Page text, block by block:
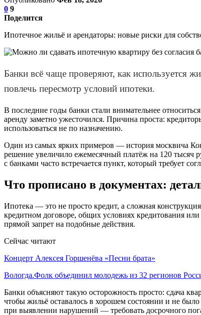
0 9
Поделится
Ипотечное жильё и арендаторы: новые риски для
Банки всё чаще проверяют, как используется
повлечь пересмотр условий ипотеки.
В последние годы банки стали внимательнее
аренду заметно ужесточился. Причина проста:
использоваться не по назначению.
Один из самых ярких примеров — история москвича
решение увеличило ежемесячный платёж на 120 тысяч
с банками часто встречается пункт, который требует
Что прописано в документах:
Ипотека — это не просто кредит, а сложная
кредитном договоре, общих условиях кредитования или
прямой запрет на подобные действия.
Сейчас читают
Концерт Алексея Горшенёва «Песни брата»
Вологда.Фолк объединил молодежь из 32 регионов
Банки объясняют такую осторожность просто: сдача
чтобы жильё оставалось в хорошем состоянии и не
при выявлении нарушений — требовать досрочного